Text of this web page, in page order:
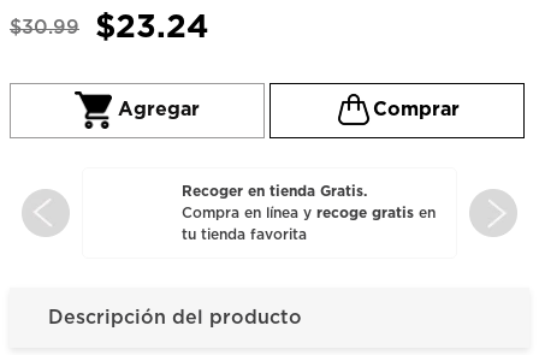
$30.99 $23.24
Recoger en tienda Gratis.
Compra en línea y recoge gratis en
tu tienda favorita
Descripción del producto